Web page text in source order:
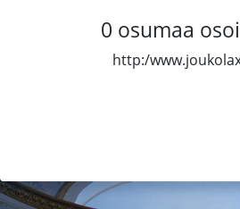
0 osumaa
http:/